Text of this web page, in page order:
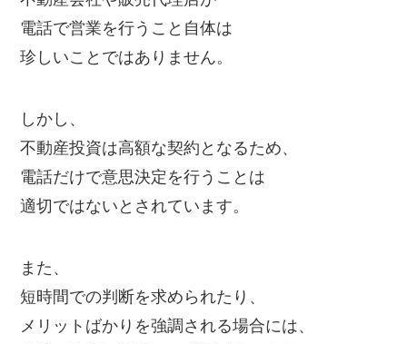
電話で営業を行うこと自体は
珍しいことではありません。
しかし、
不動産投資は高額な契約となるため、
電話だけで意思決定を行うことは
適切ではないとされています。
また、
短時間での判断を求められたり、
メリットばかりを強調される場合には、